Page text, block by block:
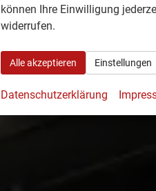
können Ihre Einwilligung
widerrufen.
Alle akzeptieren Einstellungen
Datenschutzerklärung